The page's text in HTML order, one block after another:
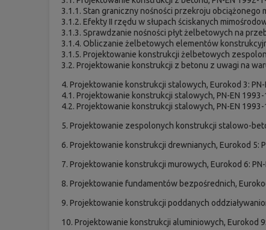
3.1.1. Stan graniczny nośności przekroju obciążonego
3.1.2. Efekty II rzędu w słupach ściskanych
3.1.3. Sprawdzanie nośności płyt żelbetowych na
3.1.4. Obliczanie żelbetowych elementów
3.1.5. Projektowanie konstrukcji żelbetowych
3.2. Projektowanie konstrukcji z betonu z uwagi na
4. Projektowanie konstrukcji stalowych, Eurokod 3:
4.1. Projektowanie konstrukcji stalowych, PN-EN
4.2. Projektowanie konstrukcji stalowych, PN-EN
5. Projektowanie zespolonych konstrukcji stalowo-
6. Projektowanie konstrukcji drewnianych, Eurokod 5:
7. Projektowanie konstrukcji murowych, Eurokod 6:
8. Projektowanie fundamentów bezpośrednich,
9. Projektowanie konstrukcji poddanych
10. Projektowanie konstrukcji aluminiowych, Eurokod